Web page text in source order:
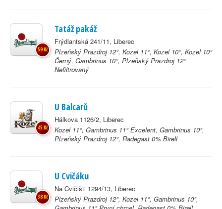
Tatáž pakáž
Frýdlantská 241/11, Liberec
Plzeňský Prazdroj 12°, Kozel 11°, Kozel 10°, Kozel 10°
Černý, Gambrinus 10°, Plzeňský Prazdroj 12°
Nefiltrovaný
59 Kč
U Balcarů
Hálkova 1126/2, Liberec
Kozel 11°, Gambrinus 11° Excelent, Gambrinus 10°,
Plzeňský Prazdroj 12°, Radegast 0% Birell
45 Kč
U Cvičáku
Na Cvičišti 1294/13, Liberec
Plzeňský Prazdroj 12°, Kozel 11°, Gambrinus 10°,
38 Kč